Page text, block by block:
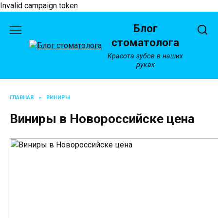
Invalid campaign token
содержанию
Блог
стоматолога
Красота зубов в наших
руках
ГЛАВНАЯ » ВИНИРЫ
Виниры в Новороссийске цена